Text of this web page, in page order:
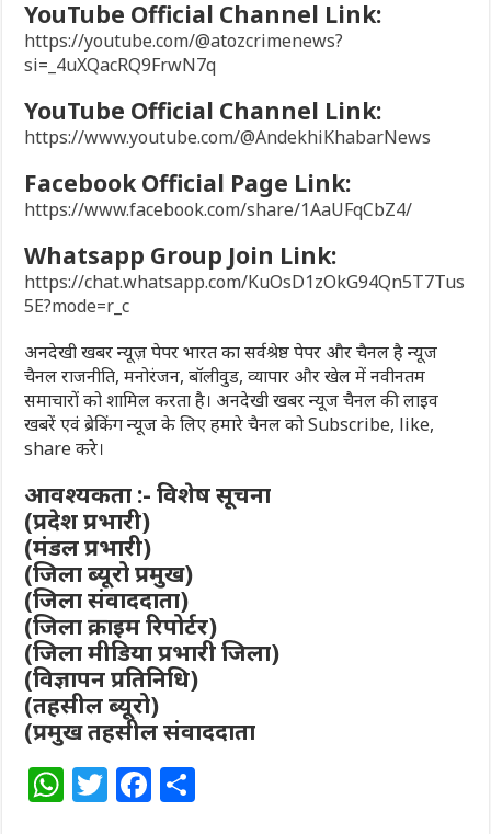
YouTube Official Channel Link:
https://youtube.com/@atozcrimenews?
si=_4uXQacRQ9FrwN7q
YouTube Official Channel Link:
https://www.youtube.com/@AndekhiKhabarNews
Facebook Official Page Link:
https://www.facebook.com/share/1AaUFqCbZ4/
Whatsapp Group Join Link:
https://chat.whatsapp.com/KuOsD1zOkG94Qn5T7Tus
5E?mode=r_c
अनदेखी खबर न्यूज़ पेपर भारत का सर्वश्रेष्ठ पेपर और चैनल है न्यूज
चैनल राजनीति, मनोरंजन, बॉलीवुड, व्यापार और खेल में नवीनतम
समाचारों को शामिल करता है। अनदेखी खबर न्यूज चैनल की लाइव
खबरें एवं ब्रेकिंग न्यूज के लिए हमारे चैनल को Subscribe, like,
share करे।
आवश्यकता :- विशेष सूचना
(प्रदेश प्रभारी)
(मंडल प्रभारी)
(जिला ब्यूरो प्रमुख)
(जिला संवाददाता)
(जिला क्राइम रिपोर्टर)
(जिला मीडिया प्रभारी जिला)
(विज्ञापन प्रतिनिधि)
(तहसील ब्यूरो)
(प्रमुख तहसील संवाददाता
W T F